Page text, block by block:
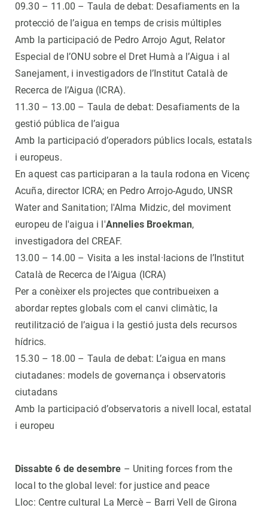
09.30 – 11.00 – Taula de debat: Desafiaments en la
protecció de l’aigua en temps de crisis múltiples
Amb la participació de Pedro Arrojo Agut, Relator
Especial de l’ONU sobre el Dret Humà a l’Aigua i al
Sanejament, i investigadors de l’Institut Català de
Recerca de l’Aigua (ICRA).
11.30 – 13.00 – Taula de debat: Desafiaments de la
gestió pública de l’aigua
Amb la participació d’operadors públics locals, estatals
i europeus.
En aquest cas participaran a la taula rodona en Vicenç
Acuña, director ICRA; en Pedro Arrojo-Agudo, UNSR
Water and Sanitation; l'Alma Midzic, del moviment
europeu de l'aigua i l'Annelies Broekman,
investigadora del CREAF.
13.00 – 14.00 – Visita a les instal·lacions de l’Institut
Català de Recerca de l’Aigua (ICRA)
Per a conèixer els projectes que contribueixen a
abordar reptes globals com el canvi climàtic, la
reutilització de l’aigua i la gestió justa dels recursos
hídrics.
15.30 – 18.00 – Taula de debat: L’aigua en mans
ciutadanes: models de governança i observatoris
ciutadans
Amb la participació d’observatoris a nivell local, estatal
i europeu
Dissabte 6 de desembre – Uniting forces from the
local to the global level: for justice and peace
Lloc: Centre cultural La Mercè – Barri Vell de Girona